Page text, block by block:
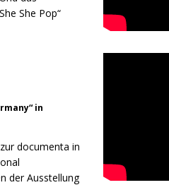
She Pop“
in
documenta in
der Ausstellung